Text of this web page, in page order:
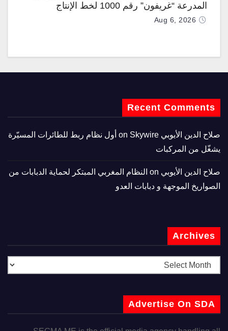
المدرعة “غريفون” رقم 1000 لخط الإنتاج
Aug 6, 2026
Recent Comments
صلاح الدين الأيوبي
Skywire أول نظام ربط للطائرات المسيّرة
يشغّل من المركبات
صلاح الدين الأيوبي
النظام المغربي المبتكر لحماية الدبابات من
الصواريخ الموجهة و دبابات العدو
Archives
Advertise On SDA